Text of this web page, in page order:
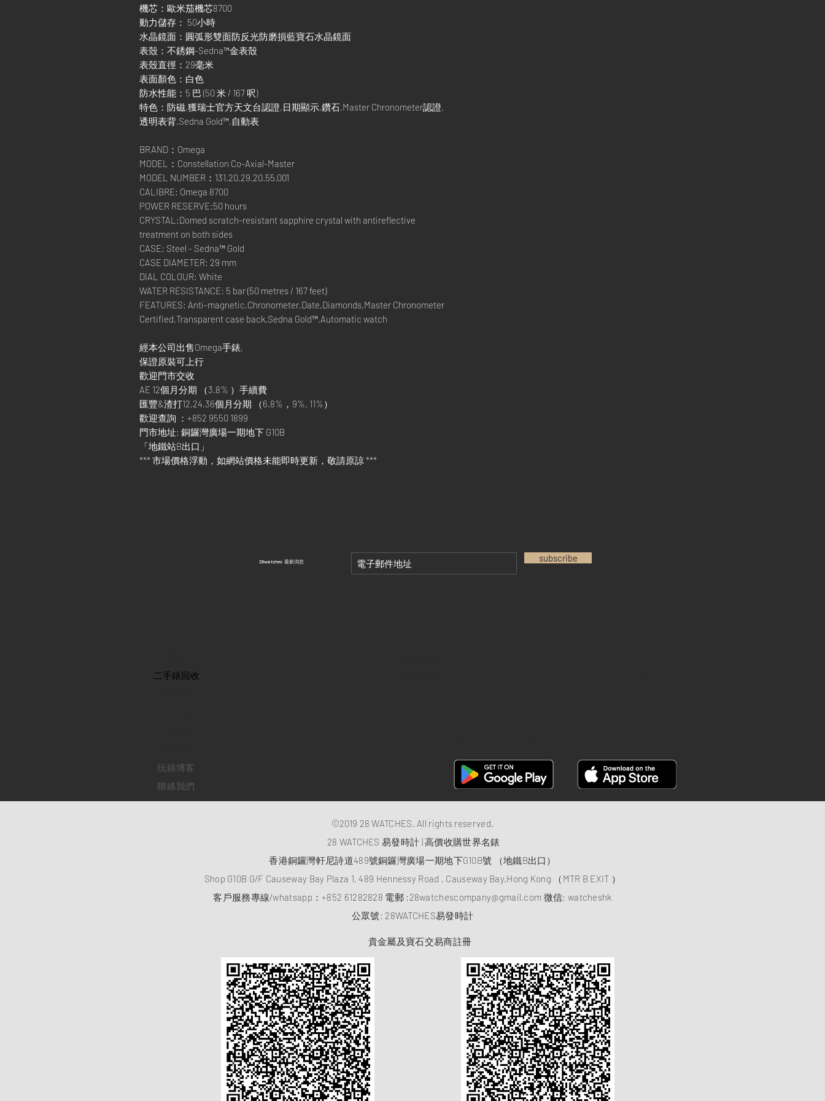
機芯：歐米茄機芯8700
動力儲存： 50小時
水晶鏡面：圓弧形雙面防反光防磨損藍寶石水晶鏡面
表殼：不銹鋼-Sedna™金表殼
表殼直徑：29毫米
表面顏色：白色
防水性能：5 巴 (50 米 / 167 呎)
特色：防磁,獲瑞士官方天文台認證,日期顯示,鑽石,Master Chronometer認證,
透明表背,Sedna Gold™,自動表
BRAND：Omega
MODEL：Constellation Co-Axial-Master
MODEL NUMBER：131.20.29.20.55.001
CALIBRE: Omega 8700
POWER RESERVE:50 hours
CRYSTAL:Domed scratch-resistant sapphire crystal with antireflective
treatment on both sides
CASE: Steel - Sedna™ Gold
CASE DIAMETER: 29 mm
DIAL COLOUR: White
WATER RESISTANCE: 5 bar (50 metres / 167 feet)
FEATURES: Anti-magnetic,Chronometer,Date,Diamonds,Master Chronometer
Certified,Transparent case back,Sedna Gold™,Automatic watch
經本公司出售Omega手錶,
保證原裝可上行
歡迎門市交收
AE 12個月分期 （3.8% ）手續費
匯豐&渣打12,24,36個月分期 （6.8%，9%, 11%）
歡迎查詢 ：+852 9550 1899
門市地址: 銅鑼灣廣場一期地下 G10B
「地鐵站B出口」
*** 市場價格浮動，如網站價格未能即時更新，敬請原諒 ***
​28watches 最新消息 subscribe
​二手錶回收
玩錶博客
聯絡我們
©2019 28 WATCHES. All rights reserved.
28 WATCHES 易發時計 | 高價收購世界名錶
香港銅鑼灣軒尼詩道489號銅鑼灣廣場一期地下G10B號 （地鐵B出口）
Shop G10B G/F Causeway Bay Plaza 1, 489 Hennessy Road , Causeway Bay,Hong Kong （MTR B EXIT ）
客戶服務專線/whatsapp：+852 61282828 電郵 : 28watchescompany@gmail.com 微信: watcheshk
​公眾號: 28WATCHES易發時計
貴金屬及寶石交易商註冊